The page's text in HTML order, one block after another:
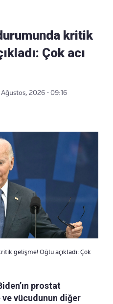
kritik
Çok acı
2026 - 09:16
gelişme! Oğlu açıkladı: Çok
prostat
vücudunun diğer